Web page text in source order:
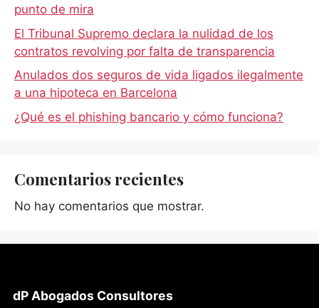
punto de mira
El Tribunal Supremo declara la nulidad de los
contratos revolving por falta de transparencia
Anulados dos seguros de vida ligados ilegalmente
a una hipoteca en Barcelona
¿Qué es el phishing bancario y cómo funciona?
Comentarios recientes
No hay comentarios que mostrar.
dP Abogados Consultores